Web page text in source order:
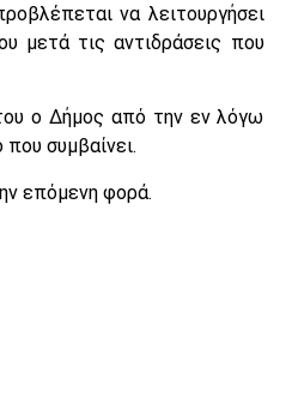
να λειτουργήσει
μετά τις αντιδράσεις που
ο Δήμος από την εν λόγω
συμβαίνει.
επόμενη φορά.